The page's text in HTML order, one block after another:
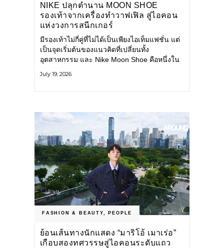
NIKE ปลุกตำนาน MOON SHOE
รองเท้าจากเครื่องทำวาฟเฟิล สู่ไอคอน
แห่งวงการสนีกเกอร์
มีรองเท้าไม่กี่คู่ที่ไม่ได้เป็นเพียงไอเท็มแฟชั่น แต่
เป็นจุดเริ่มต้นของแนวคิดที่เปลี่ยนทั้ง
อุตสาหกรรม และ Nike Moon Shoe คือหนึ่งใน
ศตวรรษก่อน กำลังกลับมาอีกครั้ง พร้อมพาเรื่อง
July 19, 2026
FASHION & BEAUTY, PEOPLE
ย้อนเส้นทางนักแสดง “มาริโอ้ เมาเร่อ”
เกือบสองทศวรรษสู่ไอคอนระดับแถว